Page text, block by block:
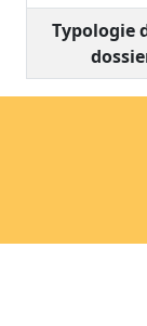
Typologie